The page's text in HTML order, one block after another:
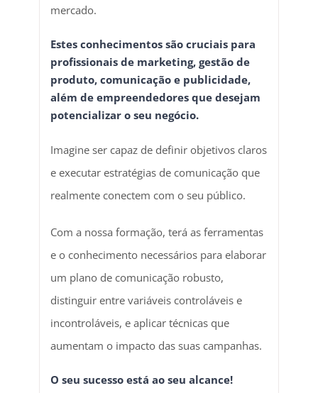
mercado.
Estes conhecimentos são cruciais para
profissionais de marketing, gestão de
produto, comunicação e publicidade,
além de empreendedores que desejam
potencializar o seu negócio.
Imagine ser capaz de definir objetivos claros
e executar estratégias de comunicação que
realmente conectem com o seu público.
Com a nossa formação, terá as ferramentas
e o conhecimento necessários para elaborar
um plano de comunicação robusto,
distinguir entre variáveis controláveis e
incontroláveis, e aplicar técnicas que
aumentam o impacto das suas campanhas.
O seu sucesso está ao seu alcance!